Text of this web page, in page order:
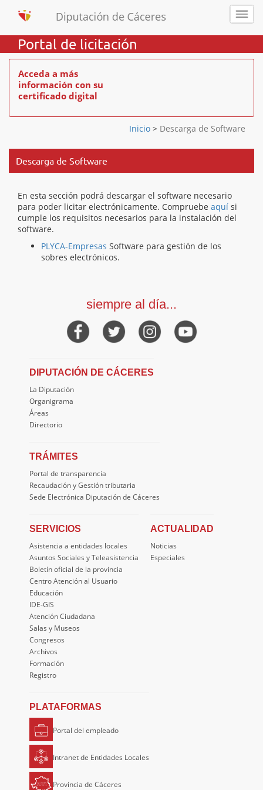
Portal de licitación
Acceda a más
información con su
certificado digital
Inicio > Descarga de Software
Descarga de Software
En esta sección podrá descargar el software necesario
para poder licitar electrónicamente. Compruebe aquí si
cumple los requisitos necesarios para la instalación del
software.
PLYCA-Empresas Software para gestión de los
sobres electrónicos.
siempre al día...
DIPUTACIÓN DE CÁCERES
La Diputación
Organigrama
Áreas
Directorio
TRÁMITES
Portal de transparencia
Recaudación y Gestión tributaria
Sede Electrónica Diputación de Cáceres
SERVICIOS
Asistencia a entidades locales
Asuntos Sociales y Teleasistencia
Boletín oficial de la provincia
Centro Atención al Usuario
Educación
IDE-GIS
Atención Ciudadana
Salas y Museos
Congresos
Archivos
Formación
Registro
ACTUALIDAD
Noticias
Especiales
PLATAFORMAS
Portal del empleado
Intranet de Entidades Locales
Provincia de Cáceres